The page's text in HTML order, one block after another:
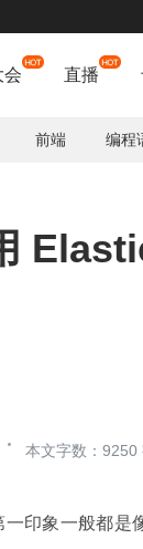
会 直播
前端 编程
本文字数：9250
印象一般都是